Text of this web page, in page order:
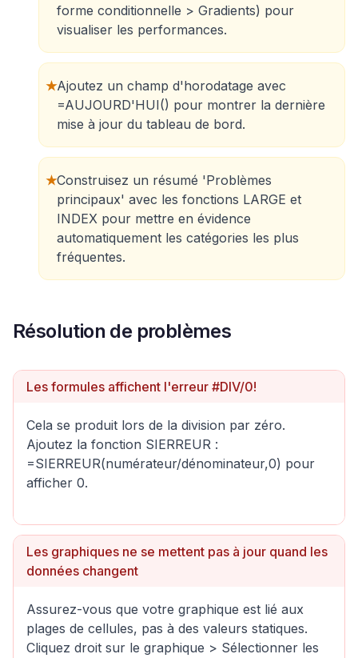
forme conditionnelle > Gradients) pour
visualiser les performances.
★Ajoutez un champ d'horodatage avec
=AUJOURD'HUI() pour montrer la dernière
mise à jour du tableau de bord.
★Construisez un résumé 'Problèmes
principaux' avec les fonctions LARGE et
INDEX pour mettre en évidence
automatiquement les catégories les plus
fréquentes.
Résolution de problèmes
Les formules affichent l'erreur #DIV/0!
Cela se produit lors de la division par zéro.
Ajoutez la fonction SIERREUR :
=SIERREUR(numérateur/dénominateur,0) pour
afficher 0.
Les graphiques ne se mettent pas à jour quand les
données changent
Assurez-vous que votre graphique est lié aux
plages de cellules, pas à des valeurs statiques.
Cliquez droit sur le graphique > Sélectionner les